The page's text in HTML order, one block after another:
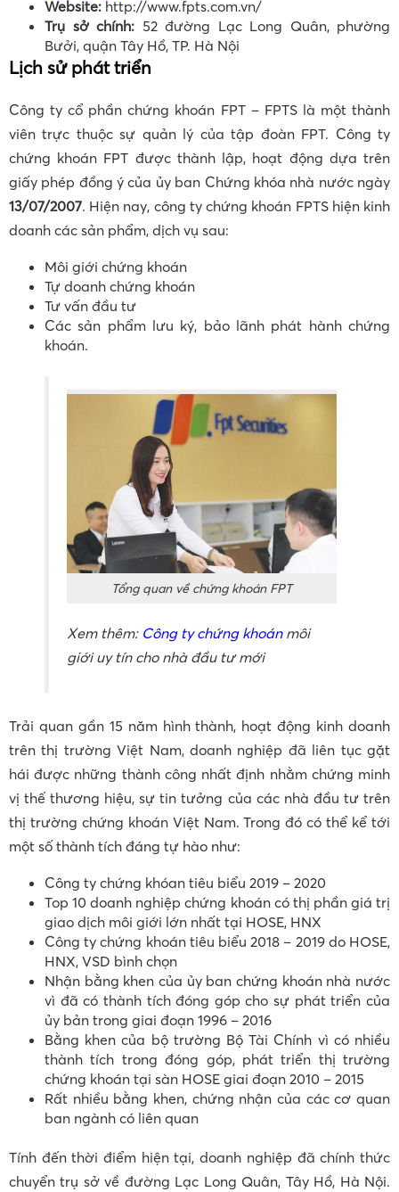
Website: http://www.fpts.com.vn/
Trụ sở chính: 52 đường Lạc Long Quân, phường
Bưởi, quận Tây Hồ, TP. Hà Nội
Lịch sử phát triển
Công ty cổ phần chứng khoán FPT – FPTS là một thành
viên trực thuộc sự quản lý của tập đoàn FPT. Công ty
chứng khoán FPT được thành lập, hoạt động dựa trên
giấy phép đồng ý của ủy ban Chứng khóa nhà nước ngày
13/07/2007. Hiện nay, công ty chứng khoán FPTS hiện kinh
doanh các sản phẩm, dịch vụ sau:
Môi giới chứng khoán
Tự doanh chứng khoán
Tư vấn đầu tư
Các sản phẩm lưu ký, bảo lãnh phát hành chứng
khoán.
Tổng quan về chứng khoán FPT
Xem thêm: Công ty chứng khoánmôi
giới uy tín cho nhà đầu tư mới
Trải quan gần 15 năm hình thành, hoạt động kinh doanh
trên thị trường Việt Nam, doanh nghiệp đã liên tục gặt
hái được những thành công nhất định nhằm chứng minh
vị thế thương hiệu, sự tin tưởng của các nhà đầu tư trên
thị trường chứng khoán Việt Nam. Trong đó có thể kể tới
một số thành tích đáng tự hào như:
Công ty chứng khóan tiêu biểu 2019 – 2020
Top 10 doanh nghiệp chứng khoán có thị phần giá trị
giao dịch môi giới lớn nhất tại HOSE, HNX
Công ty chứng khoán tiêu biểu 2018 – 2019 do HOSE,
HNX, VSD bình chọn
Nhận bằng khen của ủy ban chứng khoán nhà nước
vì đã có thành tích đóng góp cho sự phát triển của
ủy bản trong giai đoạn 1996 – 2016
Bằng khen của bộ trường Bộ Tài Chính vì có nhiều
thành tích trong đóng góp, phát triển thị trường
chứng khoán tại sàn HOSE giai đoạn 2010 – 2015
Rất nhiều bằng khen, chứng nhận của các cơ quan
ban ngành có liên quan
Tính đến thời điểm hiện tại, doanh nghiệp đã chính thức
chuyển trụ sở về đường Lạc Long Quân, Tây Hồ, Hà Nội.